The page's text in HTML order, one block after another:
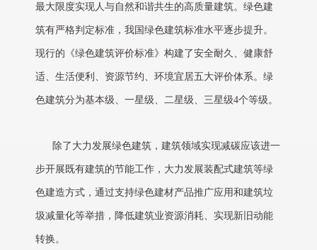
最大限度实现人与自然和谐共生的高质量建筑。绿色建
筑有严格判定标准，我国绿色建筑标准水平逐步提升。
现行的《绿色建筑评价标准》构建了安全耐久、健康舒
适、生活便利、资源节约、环境宜居五大评价体系。绿
色建筑分为基本级、一星级、二星级、三星级4个等级。
除了大力发展绿色建筑，建筑领域实现减碳应该进一
步开展既有建筑的节能工作，大力发展装配式建筑等绿
色建造方式，通过支持绿色建材产品推广应用和建筑垃
圾减量化等举措，降低建筑业资源消耗、实现新旧动能
转换。